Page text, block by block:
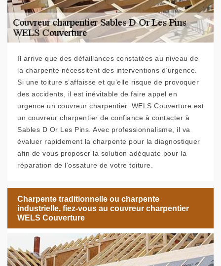
Il arrive que des défaillances constatées au niveau de
la charpente nécessitent des interventions d’urgence.
Si une toiture s’affaisse et qu’elle risque de provoquer
des accidents, il est inévitable de faire appel en
urgence un couvreur charpentier. WELS Couverture est
un couvreur charpentier de confiance à contacter à
Sables D Or Les Pins. Avec professionnalisme, il va
évaluer rapidement la charpente pour la diagnostiquer
afin de vous proposer la solution adéquate pour la
réparation de l’ossature de votre toiture.
Charpente traditionnelle ou charpente
industrielle, fiez-vous au couvreur charpentier
WELS Couverture